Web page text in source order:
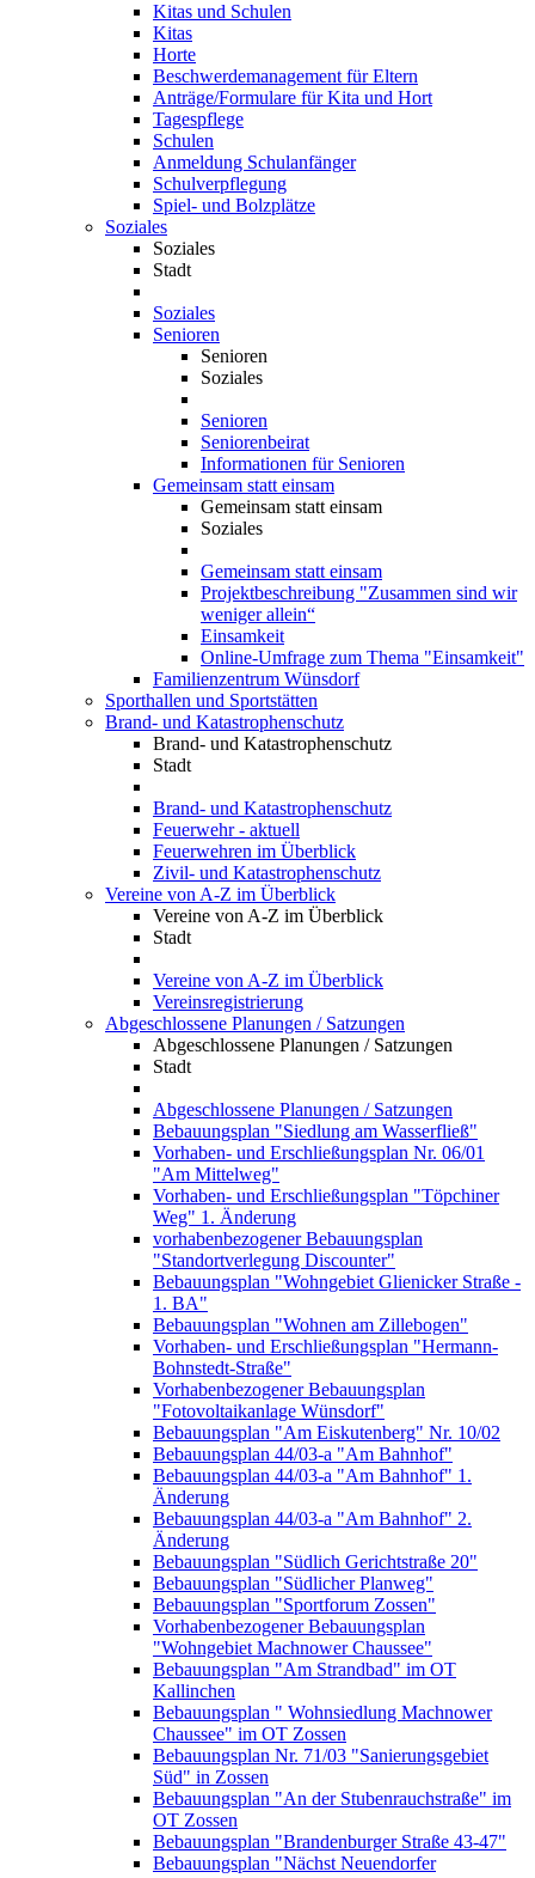
Kitas und Schulen
Kitas
Horte
Beschwerdemanagement für Eltern
Anträge/Formulare für Kita und Hort
Tagespflege
Schulen
Anmeldung Schulanfänger
Schulverpflegung
Spiel- und Bolzplätze
Soziales
Soziales
Stadt
Soziales
Senioren
Senioren
Soziales
Senioren
Seniorenbeirat
Informationen für Senioren
Gemeinsam statt einsam
Gemeinsam statt einsam
Soziales
Gemeinsam statt einsam
Projektbeschreibung "Zusammen sind wir
weniger allein“
Einsamkeit
Online-Umfrage zum Thema "Einsamkeit"
Familienzentrum Wünsdorf
Sporthallen und Sportstätten
Brand- und Katastrophenschutz
Brand- und Katastrophenschutz
Stadt
Brand- und Katastrophenschutz
Feuerwehr - aktuell
Feuerwehren im Überblick
Zivil- und Katastrophenschutz
Vereine von A-Z im Überblick
Vereine von A-Z im Überblick
Stadt
Vereine von A-Z im Überblick
Vereinsregistrierung
Abgeschlossene Planungen / Satzungen
Abgeschlossene Planungen / Satzungen
Stadt
Abgeschlossene Planungen / Satzungen
Bebauungsplan "Siedlung am Wasserfließ"
Vorhaben- und Erschließungsplan Nr. 06/01
"Am Mittelweg"
Vorhaben- und Erschließungsplan "Töpchiner
Weg" 1. Änderung
vorhabenbezogener Bebauungsplan
"Standortverlegung Discounter"
Bebauungsplan "Wohngebiet Glienicker Straße -
1. BA"
Bebauungsplan "Wohnen am Zillebogen"
Vorhaben- und Erschließungsplan "Hermann-
Bohnstedt-Straße"
Vorhabenbezogener Bebauungsplan
"Fotovoltaikanlage Wünsdorf"
Bebauungsplan "Am Eiskutenberg" Nr. 10/02
Bebauungsplan 44/03-a "Am Bahnhof"
Bebauungsplan 44/03-a "Am Bahnhof" 1.
Änderung
Bebauungsplan 44/03-a "Am Bahnhof" 2.
Änderung
Bebauungsplan "Südlich Gerichtstraße 20"
Bebauungsplan "Südlicher Planweg"
Bebauungsplan "Sportforum Zossen"
Vorhabenbezogener Bebauungsplan
"Wohngebiet Machnower Chaussee"
Bebauungsplan "Am Strandbad" im OT
Kallinchen
Bebauungsplan " Wohnsiedlung Machnower
Chaussee" im OT Zossen
Bebauungsplan Nr. 71/03 "Sanierungsgebiet
Süd" in Zossen
Bebauungsplan "An der Stubenrauchstraße" im
OT Zossen
Bebauungsplan "Brandenburger Straße 43-47"
Bebauungsplan "Nächst Neuendorfer